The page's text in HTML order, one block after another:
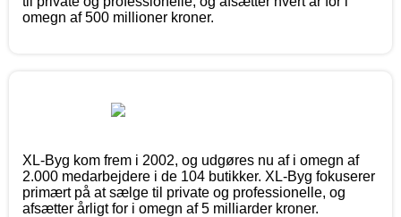
omegn af 500 millioner kroner.
XL-Byg kom frem i 2002, og udgøres nu af i omegn af
2.000 medarbejdere i de 104 butikker. XL-Byg fokuserer
primært på at sælge til private og professionelle, og
afsætter årligt for i omegn af 5 milliarder kroner.